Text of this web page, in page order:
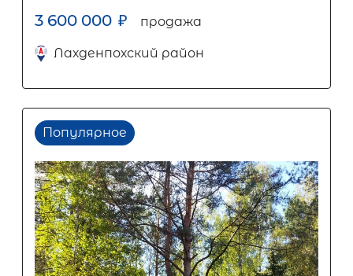
3 600 000 ₽ продажа
Лахденпохский район
Популярное